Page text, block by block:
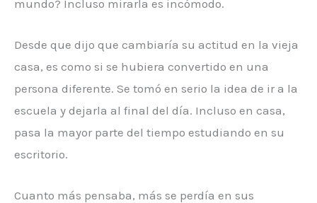
mundo? Incluso mirarla es incómodo.
Desde que dijo que cambiaría su actitud en la vieja
casa, es como si se hubiera convertido en una
persona diferente. Se tomó en serio la idea de ir a la
escuela y dejarla al final del día. Incluso en casa,
pasa la mayor parte del tiempo estudiando en su
escritorio.
Cuanto más pensaba, más se perdía en sus